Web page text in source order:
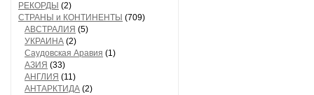
РЕКОРДЫ (2)
СТРАНЫ и КОНТИНЕНТЫ (709)
АВСТРАЛИЯ (5)
УКРАИНА (2)
Саудовская Аравия (1)
АЗИЯ (33)
АНГЛИЯ (11)
АНТАРКТИДА (2)